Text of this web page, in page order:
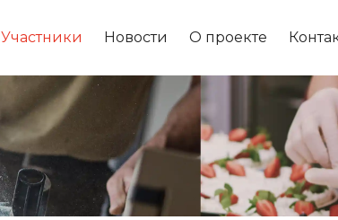
Участники Новости О проекте